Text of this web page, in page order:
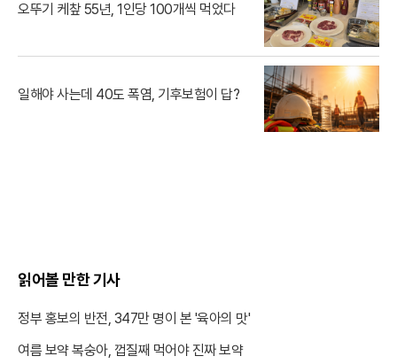
오뚜기 케챂 55년, 1인당 100개씩 먹었다
일해야 사는데 40도 폭염, 기후보험이 답?
읽어볼 만한 기사
정부 홍보의 반전, 347만 명이 본 '육아의 맛'
여름 보약 복숭아, 껍질째 먹어야 진짜 보약